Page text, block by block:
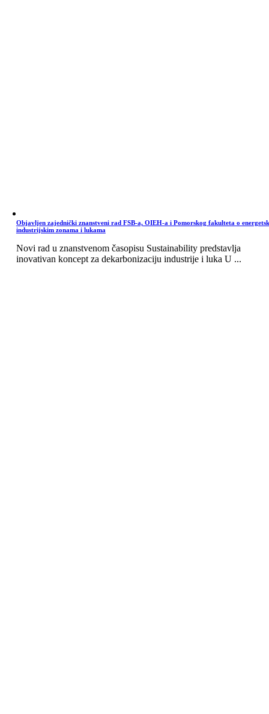
Objavljen zajednički znanstveni rad FSB-a, OIEH-a i Pomorskog fakulteta o
industrijskim zonama i lukama
Novi rad u znanstvenom časopisu Sustainability predstavlja
inovativan koncept za dekarbonizaciju industrije i luka U ...